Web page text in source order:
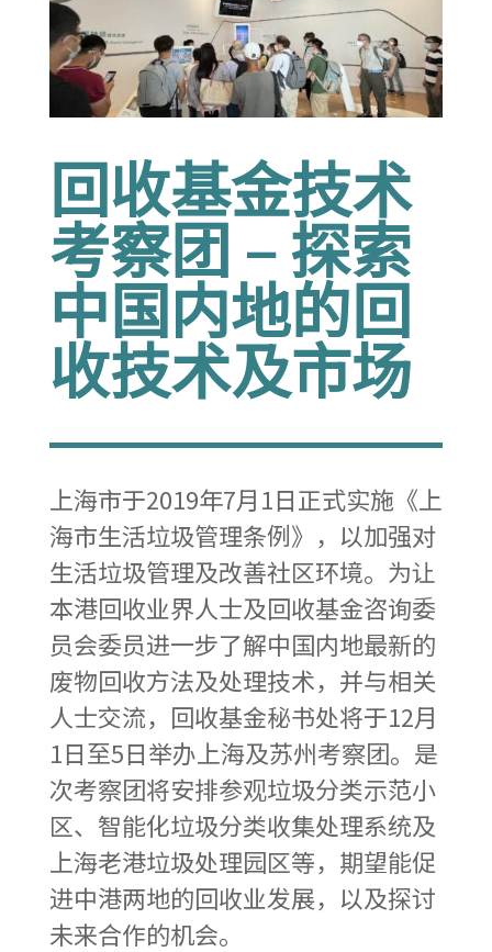
回收基金技术
考察团 – 探索
中国内地的回
收技术及市场
上海市于2019年7月1日正式实施《上
海市生活垃圾管理条例》，以加强对
生活垃圾管理及改善社区环境。为让
本港回收业界人士及回收基金咨询委
员会委员进一步了解中国内地最新的
废物回收方法及处理技术，并与相关
人士交流，回收基金秘书处将于12月
1日至5日举办上海及苏州考察团。是
次考察团将安排参观垃圾分类示范小
区、智能化垃圾分类收集处理系统及
上海老港垃圾处理园区等，期望能促
进中港两地的回收业发展，以及探讨
未来合作的机会。